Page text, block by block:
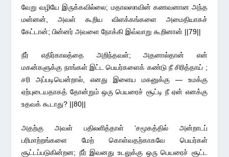
வேறு வழியே இருக்கவில்லை; மதாலஸாவின் கணவனான அந்த
மன்னன், அவள் கூறிய விளக்கங்களை அமைதியாகச்
கேட்டான்; பின்னர் அவளை நோக்கி இவ்வாறு கூறினான் ||79||
நீர் எதிர்காலத்தை அறிந்தவள்; அதனால்தான் என்
மகன்களுக்கு நாங்கள் இட்ட பெயர்களைக் கண்டு நீ சிரித்தாய் ;
சரி அப்படியென்றால், எனது இளைய மகனுக்கு — உமக்கு
ஏற்புடையதாகத் தோன்றும் ஒரு பெயரைச் சூட்டி நீ ஏன் எனக்கு
உதவக் கூடாது? ||80||
அதற்கு அவள் பதிலளித்தாள் ‘சமூகத்தில் அன்றாடப்
பரிமாற்றங்களை மேற் கொள்வதற்காகவே பெயர்கள்
சூட்டப்படுகின்றன; நீர் இவனது உடலுக்கு ஒரு பெயரைச் சூட்ட